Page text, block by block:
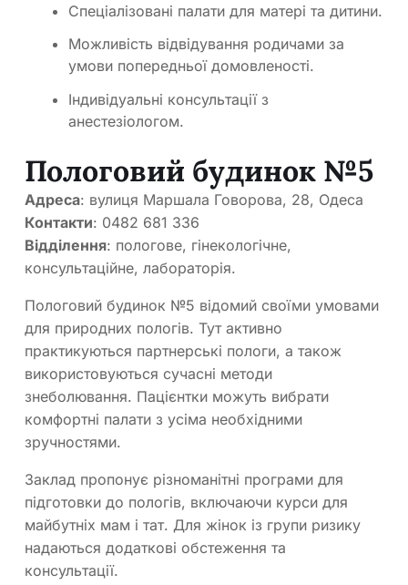
Спеціалізовані палати для матері та дитини.
Можливість відвідування родичами за
умови попередньої домовленості.
Індивідуальні консультації з
анестезіологом.
Пологовий будинок №5
Адреса: вулиця Маршала Говорова, 28, Одеса
Контакти: 0482 681 336
Відділення: пологове, гінекологічне,
консультаційне, лабораторія.
Пологовий будинок №5 відомий своїми умовами
для природних пологів. Тут активно
практикуються партнерські пологи, а також
використовуються сучасні методи
знеболювання. Пацієнтки можуть вибрати
комфортні палати з усіма необхідними
зручностями.
Заклад пропонує різноманітні програми для
підготовки до пологів, включаючи курси для
майбутніх мам і тат. Для жінок із групи ризику
надаються додаткові обстеження та
консультації.